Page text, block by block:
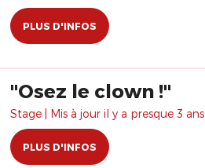
PLUS D'INFOS
​"Osez le clown !"
Stage | Mis à jour il y a presque 3 ans.
PLUS D'INFOS